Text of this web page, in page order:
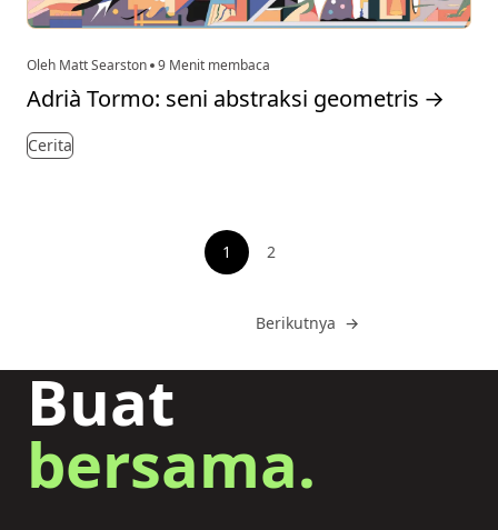
Oleh Matt Searston 9 Menit membaca
Adrià Tormo: seni abstraksi geometris →
Cerita
1 Lihat halaman
2
Buka
Berikutnya →
Buat
bersama.